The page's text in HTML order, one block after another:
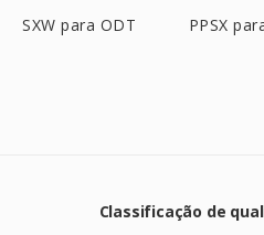
SXW para ODT PPSX
Classificação de